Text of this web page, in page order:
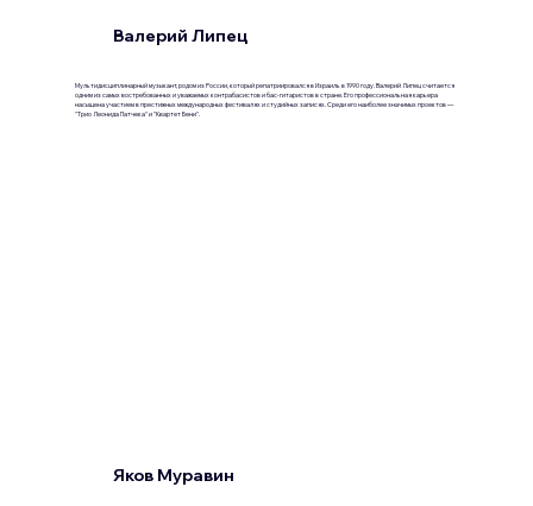
Яков Муравин
Мультидисциплинарный музыкант, родом из России, который репатриировался в Израиль в 1990 году. Валерий Липец считается
одним из самых востребованных и уважаемых контрабасистов и бас-гитаристов в стране. Его профессиональная карьера
насыщена участием в престижных международных фестивалях и студийных записях. Среди его наиболее значимых проектов —
"Трио Леонида Патчека" и "Квартет Бени".
Валерий Липец